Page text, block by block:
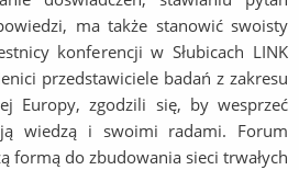
ma także stanowić swoisty
konferencji w Słubicach LINK
przedstawiciele badań z zakresu
Europy, zgodzili się, by wesprzeć
wiedzą i swoimi radami. Forum
formą do zbudowania sieci trwałych